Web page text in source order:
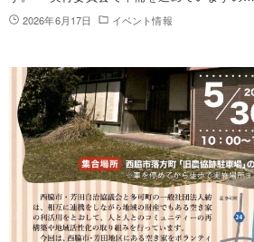
2026年6月17日 イベント情報